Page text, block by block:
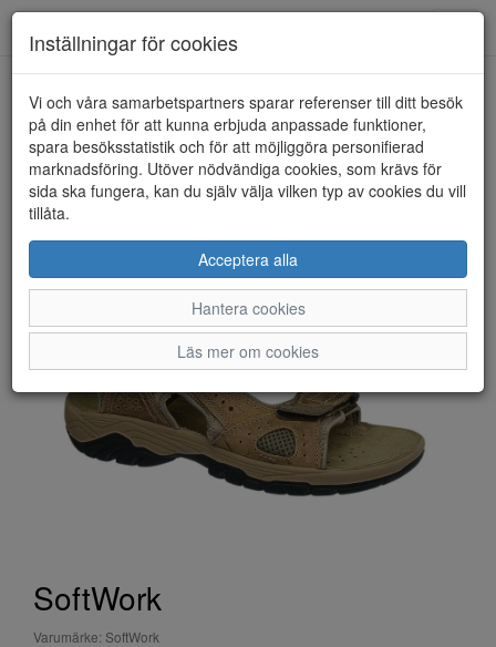
HEM SOFTWORK
SoftWork
Varumärke: SoftWork
Inställningar för cookies
Vi och våra samarbetspartners sparar referenser till ditt besök
på din enhet för att kunna erbjuda anpassade funktioner,
spara besöksstatistik och för att möjliggöra personifierad
marknadsföring. Utöver nödvändiga cookies, som krävs för
sida ska fungera, kan du själv välja vilken typ av cookies du vill
tillåta.
Acceptera alla
Hantera cookies
Läs mer om cookies